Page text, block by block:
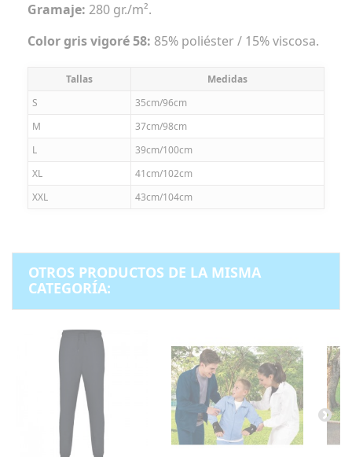
Gramaje: 280 gr./m².
Color gris vigoré 58: 85% poliéster / 15% viscosa.
Tallas
Medidas
S
35cm/96cm
M
37cm/98cm
L
39cm/100cm
XL
41cm/102cm
XXL
43cm/104cm
OTROS PRODUCTOS DE LA MISMA
CATEGORÍA: